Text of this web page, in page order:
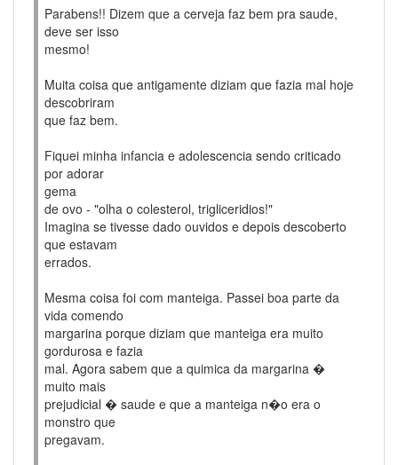
Parabens!! Dizem que a cerveja faz bem pra saude,
deve ser isso
mesmo!
Muita coisa que antigamente diziam que fazia mal hoje
descobriram
que faz bem.
Fiquei minha infancia e adolescencia sendo criticado
por adorar
gema
de ovo - "olha o colesterol, trigliceridios!"
Imagina se tivesse dado ouvidos e depois descoberto
que estavam
errados.
Mesma coisa foi com manteiga. Passei boa parte da
vida comendo
margarina porque diziam que manteiga era muito
gordurosa e fazia
mal. Agora sabem que a quimica da margarina �
muito mais
prejudicial � saude e que a manteiga n�o era o
monstro que
pregavam.